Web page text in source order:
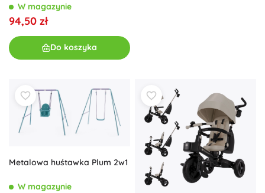
W magazynie
94,50 zł
Do koszyka
Metalowa huśtawka Plum 2w1
W magazynie